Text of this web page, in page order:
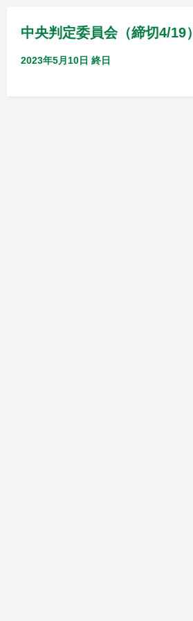
中央判定委員会（締切4/19）
2023年5月10日 終日